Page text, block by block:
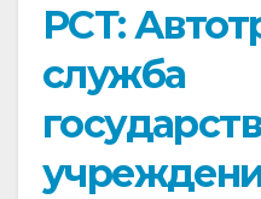
РСТ:
служба